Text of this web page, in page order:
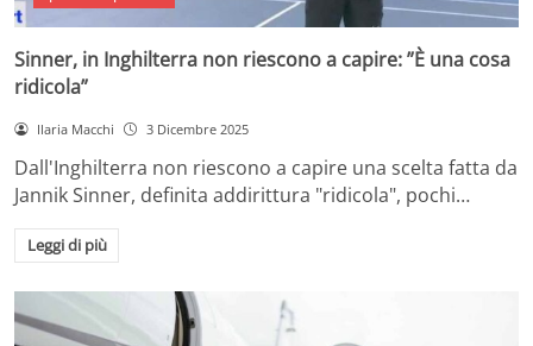
Sinner, in Inghilterra non riescono a capire: ”È una cosa
ridicola”
Ilaria Macchi 3 Dicembre 2025
Dall'Inghilterra non riescono a capire una scelta fatta da
Jannik Sinner, definita addirittura "ridicola", pochi…
Leggi di più